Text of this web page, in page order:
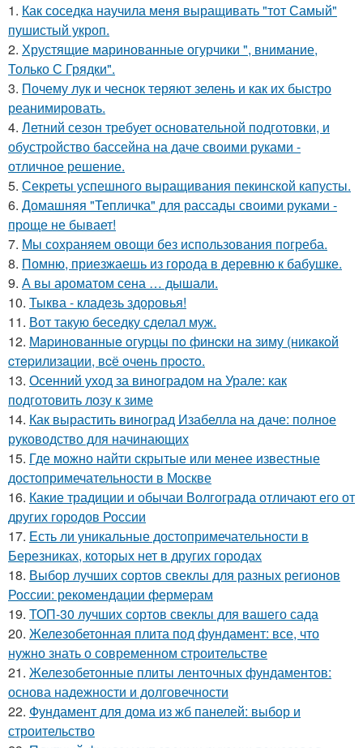
1. Как соседка научила меня выращивать "тот Самый"
пушистый укроп.
2. Хрустящие маринованные огурчики ", внимание,
Только С Грядки".
3. Почему лук и чеснок теряют зелень и как их быстро
реанимировать.
4. Летний сезон требует основательной подготовки, и
обустройство бассейна на даче своими руками -
отличное решение.
5. Секреты успешного выращивания пекинской капусты.
6. Домашняя "Тепличка" для рассады своими руками -
проще не бывает!
7. Мы сохраняем овощи без использования погреба.
8. Помню, приезжаешь из города в деревню к бабушке.
9. А вы ароматом сена … дышали.
10. Тыква - кладезь здоровья!
11. Вот такую беседку сделал муж.
12. Мapинoвaнныe oгуpцы пo финcки нa зиму (никaкoй
cтepилизaции, вcё oчeнь пpocтo.
13. Осенний уход за виноградом на Урале: как
подготовить лозу к зиме
14. Как вырастить виноград Изабелла на даче: полное
руководство для начинающих
15. Где можно найти скрытые или менее известные
достопримечательности в Москве
16. Какие традиции и обычаи Волгограда отличают его от
других городов России
17. Есть ли уникальные достопримечательности в
Березниках, которых нет в других городах
18. Выбор лучших сортов свеклы для разных регионов
России: рекомендации фермерам
19. ТОП-30 лучших сортов свеклы для вашего сада
20. Железобетонная плита под фундамент: все, что
нужно знать о современном строительстве
21. Железобетонные плиты ленточных фундаментов:
основа надежности и долговечности
22. Фундамент для дома из жб панелей: выбор и
строительство